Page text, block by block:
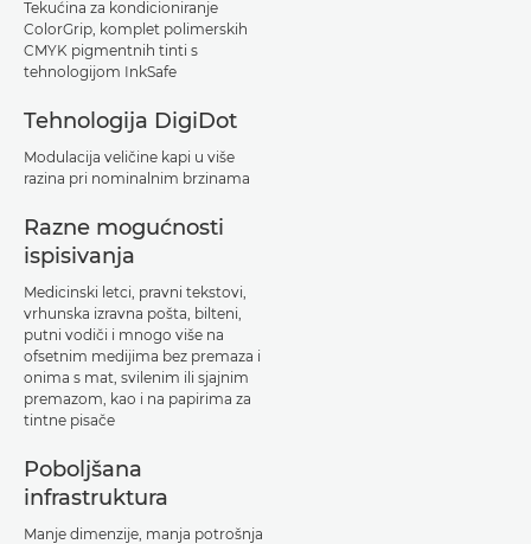
Tekućina za kondicioniranje
ColorGrip, komplet polimerskih
CMYK pigmentnih tinti s
tehnologijom InkSafe
Tehnologija DigiDot
Modulacija veličine kapi u više
razina pri nominalnim brzinama
Razne mogućnosti
ispisivanja
Medicinski letci, pravni tekstovi,
vrhunska izravna pošta, bilteni,
putni vodiči i mnogo više na
ofsetnim medijima bez premaza i
onima s mat, svilenim ili sjajnim
premazom, kao i na papirima za
tintne pisače
Poboljšana
infrastruktura
Manje dimenzije, manja potrošnja